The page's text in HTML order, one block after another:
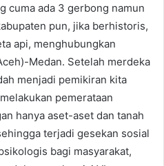
cuma ada 3 gerbong namun
pun, jika berhistoris,
api, menghubungkan
Medan. Setelah merdeka
menjadi pemikiran kita
pemerataan
hanya aset-aset dan tanah
terjadi gesekan sosial
bagi masyarakat,